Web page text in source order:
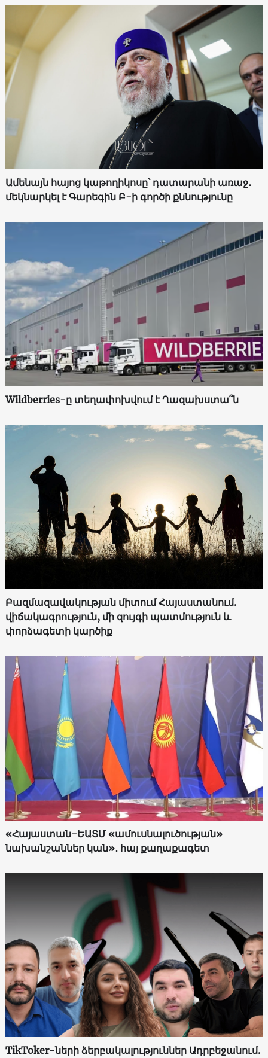
Ամենայն հայոց կաթողիկոսը՝ դատարանի առաջ․
մեկնարկել է Գարեգին Բ-ի գործի քննությունը
Wildberries-ը տեղափոխվում է Ղազախստա՞ն
Բազմազավակության միտում Հայաստանում.
վիճակագրություն, մի զույգի պատմություն և
փորձագետի կարծիք
«Հայաստան-ԵԱՏՄ «ամուսնալուծության»
նախանշաններ կան»․ հայ քաղաքագետ
TikToker-ների ձերբակալություններ Ադրբեջանում.